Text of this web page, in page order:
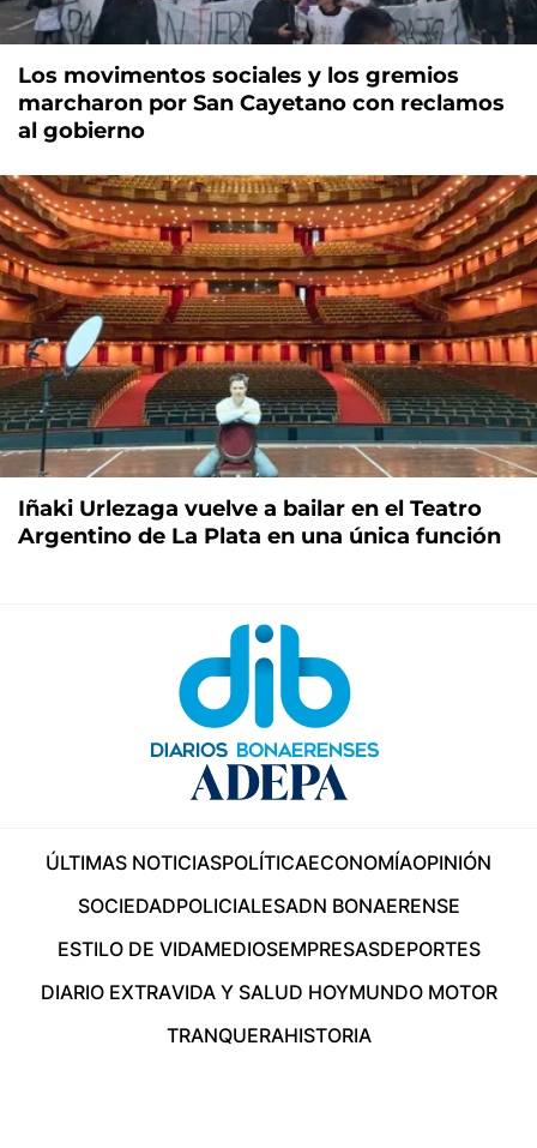
Los movimentos sociales y los gremios
marcharon por San Cayetano con reclamos
al gobierno
Iñaki Urlezaga vuelve a bailar en el Teatro
Argentino de La Plata en una única función
ÚLTIMAS NOTICIASPOLÍTICAECONOMÍAOPINIÓN
SOCIEDADPOLICIALESADN BONAERENSE
ESTILO DE VIDAMEDIOSEMPRESASDEPORTES
DIARIO EXTRAVIDA Y SALUD HOYMUNDO MOTOR
TRANQUERAHISTORIA